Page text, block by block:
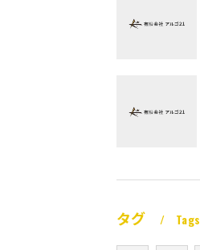
タグ Tags